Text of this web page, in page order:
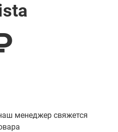
Перейти
менеджер свяжется